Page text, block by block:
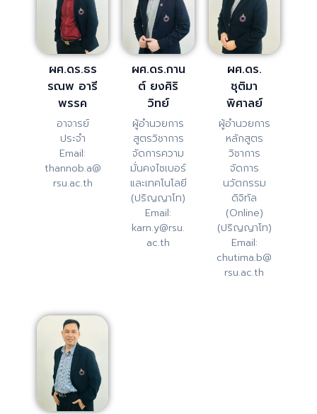
ผศ.ดร.ธร
รณพ อารี
พรรค
อาจารย์
ประจำ
Email:
thannob.a@
rsu.ac.th
ผศ.ดร.กาน
ต์ ยงศิริ
วิทย์
ผู้อำนวยการ
สูตรวิชาการ
จัดการความ
มั่นคงไซเบอร์
และเทคโนโลยี
(ปริญญาโท)
Email:
karn.y@rsu.
ac.th
ผศ.ดร.
ชุติมา
พิศาลย์
ผู้อำนวยการ
หลักสูตร
วิชาการ
จัดการ
นวัตกรรม
ดิจิทัล
(Online)
(ปริญญาโท)
Email:
chutima.b@
rsu.ac.th